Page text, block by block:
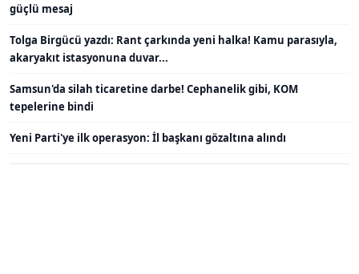
güçlü mesaj
Tolga Birgücü yazdı: Rant çarkında yeni halka! Kamu parasıyla,
akaryakıt istasyonuna duvar...
Samsun'da silah ticaretine darbe! Cephanelik gibi, KOM
tepelerine bindi
Yeni Parti'ye ilk operasyon: İl başkanı gözaltına alındı